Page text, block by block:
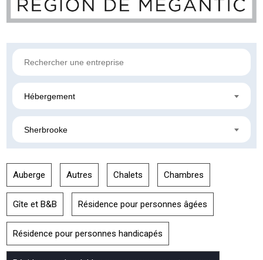
Hébergement
Sherbrooke
Auberge Autres Chalets Chambres
Gîte et B&B Résidence pour personnes âgées
Résidence pour personnes handicapés